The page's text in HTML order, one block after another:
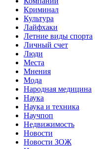
Криминал
Культура
Лайфхаки
Летние виды спорта
Личный счет
Люди
Места
Мнения
Мода
Народная медицина
Наука
Наука и техника
Научпоп
Недвижимость
Новости
Новости ЗОЖ